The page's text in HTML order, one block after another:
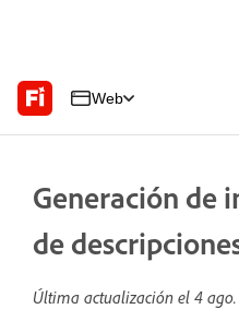
Web
Generación de
de
Última actualización el 4